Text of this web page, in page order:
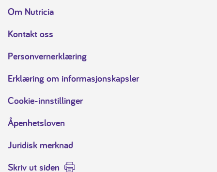
Om Nutricia
Kontakt oss
Personvernerklæring
Erklæring om informasjonskapsler
Cookie-innstillinger
Åpenhetsloven
Juridisk merknad
Skriv ut siden